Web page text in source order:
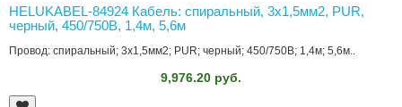
HELUKABEL-84924 Кабель: спиральный, 3x1,5мм2, PUR,
черный, 450/750В, 1,4м, 5,6м
Провод: спиральный; 3x1,5мм2; PUR; черный; 450/750В; 1,4м; 5,6м..
9,976.20 руб.